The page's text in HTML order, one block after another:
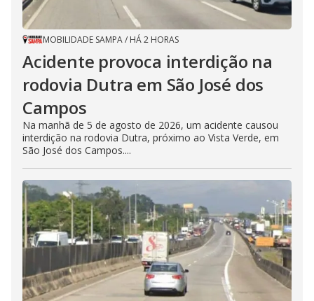
MOBILIDADE SAMPA/ HÁ 2 HORAS
Acidente provoca interdição na
rodovia Dutra em São José dos
Campos
Na manhã de 5 de agosto de 2026, um acidente causou
interdição na rodovia Dutra, próximo ao Vista Verde, em
São José dos Campos....